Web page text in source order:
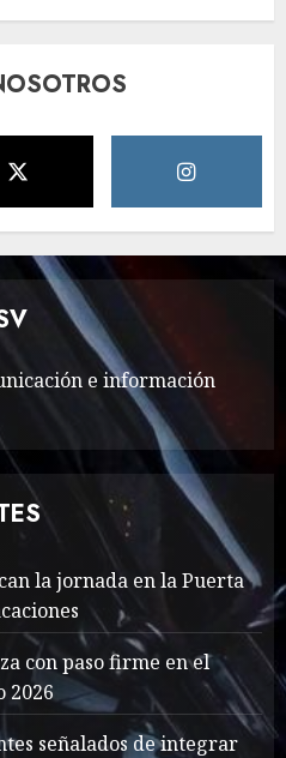
Cars in a Retro
full story of
extraordinary
rescue
14, 2024 1002
Goes
Feminine for
16, 2024 765
for the
heroes of World
Two
14, 2024 860
e información
la jornada en la Puerta
con paso firme en el
2026
señalados de integrar